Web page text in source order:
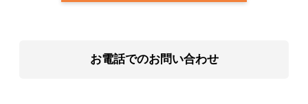
お電話でのお問い合わせ